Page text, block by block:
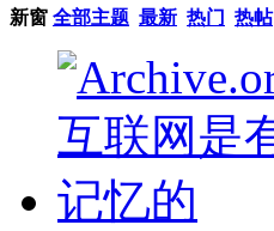
新窗 全部主题 最新 热门 热帖